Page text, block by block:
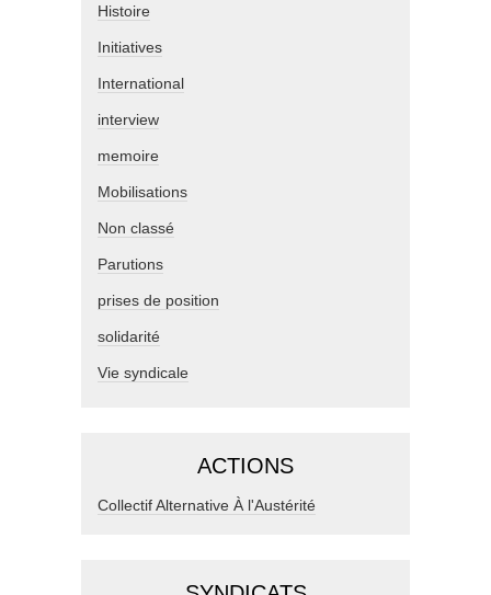
Histoire
Initiatives
International
interview
memoire
Mobilisations
Non classé
Parutions
prises de position
solidarité
Vie syndicale
ACTIONS
Collectif Alternative À l'Austérité